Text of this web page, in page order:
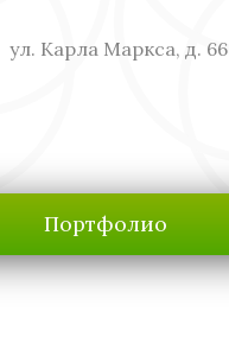
ул. Карла Маркса, д. 66
Портфолио